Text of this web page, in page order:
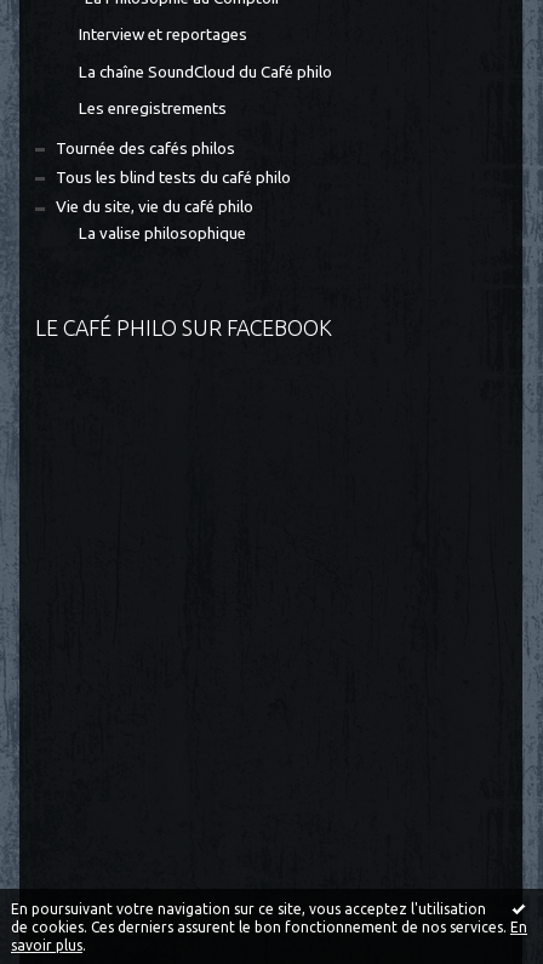
En poursuivant votre navigation sur ce site, vous acceptez l'utilisation
de cookies. Ces derniers assurent le bon fonctionnement de nos services. En
savoir plus.
Interview et reportages
La chaîne SoundCloud du Café philo
Les enregistrements
Tournée des cafés philos
Tous les blind tests du café philo
Vie du site, vie du café philo
La valise philosophique
LE CAFÉ PHILO SUR FACEBOOK